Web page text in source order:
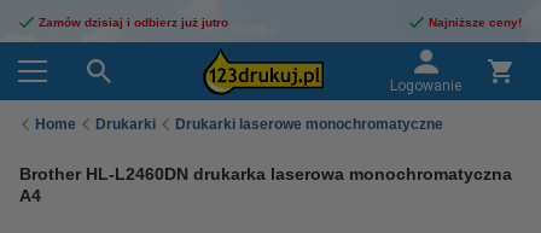
Zamów dzisiaj i odbierz już jutro Najniższe ceny!
Logowanie
Home Drukarki Drukarki laserowe monochromatyczne
Brother HL-L2460DN drukarka laserowa monochromatyczna
A4